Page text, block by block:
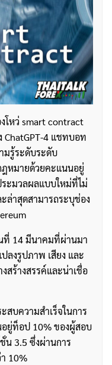
โหว่ smart contract
ChatGPT-4 แชทบอท
รู้ระดับระดับ
หมายด้วยคะแนนอยู่
ะมวลผลแบบใหม่ที่ไม่
ล่าสุดสามารถระบุช่อง
ที่ 14 มีนาคมที่ผ่านมา
ลงรูปภาพ เสียง และ
สร้างสรรค์และน่าเชื่อ
สบความสำเร็จในการ
ยู่ท็อป 10% ของผู้สอบ
น 3.5 ซึ่งผ่านการ
10%